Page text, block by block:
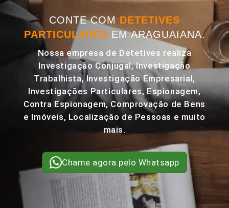
CONTE COM DETETIVES
PARTICULARES EM ARAGUAIANA.
Nossa empresa de Detetives realiza
Investigação Conjugal, Investigação
Trabalhista, Investigação Empresarial,
Investigações Particulares, Espionagem,
Contra Espionagem, Comprovação de Bens
e Imóveis, Localização de Pessoas e muito
mais.
Chame agora pelo Whatsapp